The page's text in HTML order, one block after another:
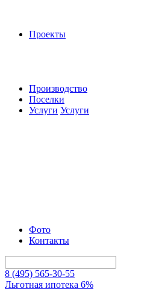
Проекты
Производство
Поселки
Услуги Услуги
Фото
Контакты
8 (495) 565-30-55
Льготная ипотека 6%